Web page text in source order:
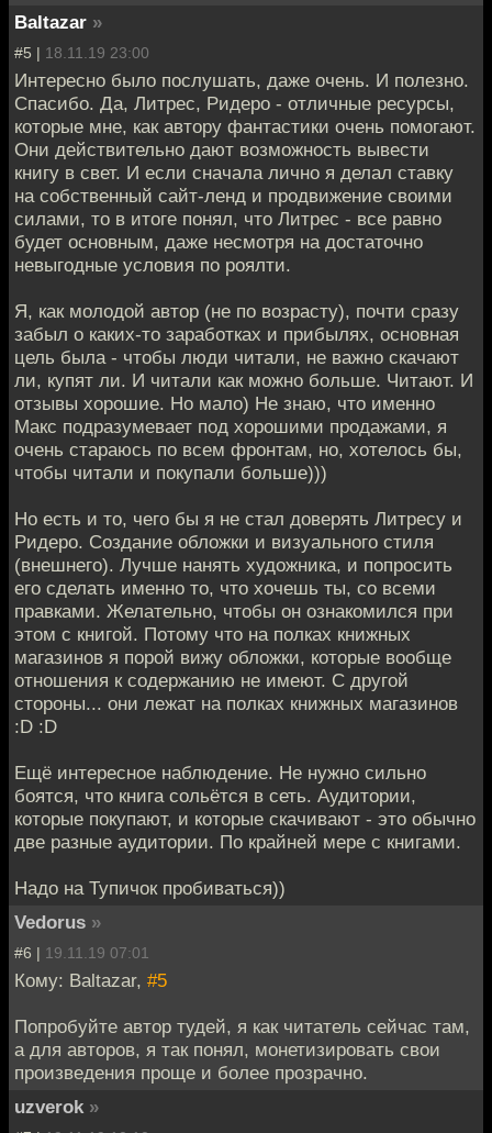
Baltazar »
#5 | 18.11.19 23:00
Интересно было послушать, даже очень. И полезно.
Спасибо. Да, Литрес, Ридеро - отличные ресурсы,
которые мне, как автору фантастики очень помогают.
Они действительно дают возможность вывести
книгу в свет. И если сначала лично я делал ставку
на собственный сайт-ленд и продвижение своими
силами, то в итоге понял, что Литрес - все равно
будет основным, даже несмотря на достаточно
невыгодные условия по роялти.
Я, как молодой автор (не по возрасту), почти сразу
забыл о каких-то заработках и прибылях, основная
цель была - чтобы люди читали, не важно скачают
ли, купят ли. И читали как можно больше. Читают. И
отзывы хорошие. Но мало) Не знаю, что именно
Макс подразумевает под хорошими продажами, я
очень стараюсь по всем фронтам, но, хотелось бы,
чтобы читали и покупали больше)))
Но есть и то, чего бы я не стал доверять Литресу и
Ридеро. Создание обложки и визуального стиля
(внешнего). Лучше нанять художника, и попросить
его сделать именно то, что хочешь ты, со всеми
правками. Желательно, чтобы он ознакомился при
этом с книгой. Потому что на полках книжных
магазинов я порой вижу обложки, которые вообще
отношения к содержанию не имеют. С другой
стороны... они лежат на полках книжных магазинов
:D :D
Ещё интересное наблюдение. Не нужно сильно
боятся, что книга сольётся в сеть. Аудитории,
которые покупают, и которые скачивают - это обычно
две разные аудитории. По крайней мере с книгами.
Надо на Тупичок пробиваться))
Vedorus »
#6 | 19.11.19 07:01
Кому: Baltazar, #5
Попробуйте автор тудей, я как читатель сейчас там,
а для авторов, я так понял, монетизировать свои
произведения проще и более прозрачно.
uzverok »